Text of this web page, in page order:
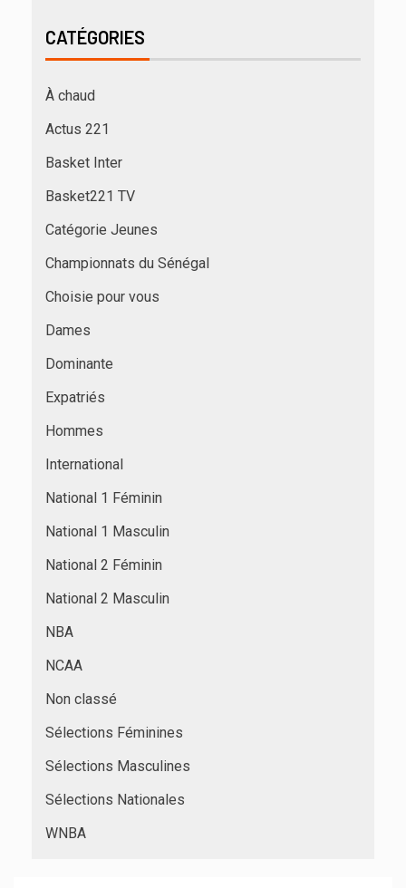
CATÉGORIES
À chaud
Actus 221
Basket Inter
Basket221 TV
Catégorie Jeunes
Championnats du Sénégal
Choisie pour vous
Dames
Dominante
Expatriés
Hommes
International
National 1 Féminin
National 1 Masculin
National 2 Féminin
National 2 Masculin
NBA
NCAA
Non classé
Sélections Féminines
Sélections Masculines
Sélections Nationales
WNBA